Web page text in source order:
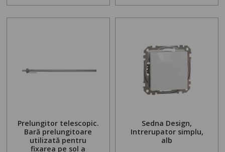
Prelungitor telescopic.
Bară prelungitoare
utilizată pentru
fixarea pe sol a
Sedna Design,
Intrerupator simplu,
alb